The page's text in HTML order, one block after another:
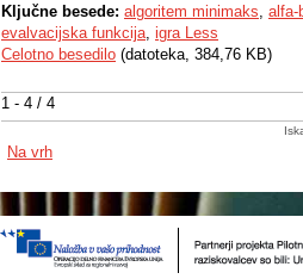
1 - 4 / 4
Ključne besede: algoritem minimaks, alfa-
evalvacijska funkcija, igra Less
Celotno besedilo (datoteka, 384,76 KB)
Na vrh